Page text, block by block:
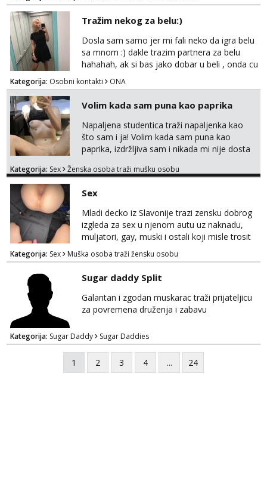
javi se na mail.
Tražim nekog za belu:)
Dosla sam samo jer mi fali neko da igra belu
sa mnom :) dakle trazim partnera za belu
hahahah, ak si bas jako dobar u beli , onda cu
razmislit za dalje Klikni na link ispod i nadji me
tamo, cekam te!
Kategorija: Osobni kontakti ONA
Volim kada sam puna kao paprika
Napaljena studentica traži napaljenka kao
što sam i ja! Volim kada sam puna kao
paprika, izdržljiva sam i nikada mi nije dosta
bilo kad i bilo gdje zato se javi što prije da
tamo, cekam te!
Kategorija: Sex Ženska osoba traži mušku osobu
Sex
Mladi decko iz Slavonije trazi zensku dobrog
izgleda za sex u njenom autu uz naknadu,
muljatori, gay, muski i ostali koji misle trosit
vrijeme na pisanje mogu zaobic oglas, ako si
slavonije i zainteresirana da te punim negdje
u mraku u tvom autu javi se na whatsapp
porukom 098 199 1895.
Kategorija: Sex Muška osoba traži žensku osobu
Sugar daddy Split
Galantan i zgodan muskarac traži prijateljicu
za povremena druženja i zabavu
Kategorija: Sugar Daddy Sugar Daddies
1 2 3 4 ... 24